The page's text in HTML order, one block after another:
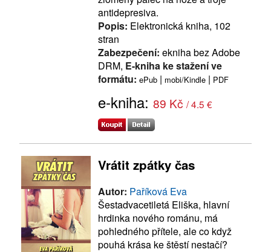
antidepresiva.
Popis: Elektronická kniha, 102
stran
Zabezpečení: ekniha bez Adobe
DRM, E-kniha ke stažení ve
formátu: ePub | mobi/Kindle | PDF
e-kniha: 89 Kč / 4.5 €
Vrátit zpátky čas
Autor: Paříková Eva
Šestadvacetiletá Eliška, hlavní
hrdinka nového románu, má
pohledného přítele, ale co když
pouhá krása ke štěstí nestačí?